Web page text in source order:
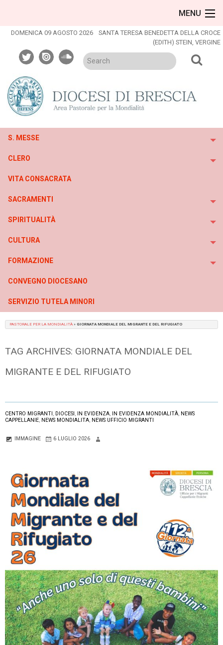
content
MENU
DOMENICA 09 AGOSTO 2026
SANTA TERESA BENEDETTA DELLA CROCE
(EDITH) STEIN, VERGINE
twitterissuusoundcloud
S. MESSE
CLERO
VITA CONSACRATA
SACRAMENTI
SPIRITUALITÀ
CULTURA
FORMAZIONE
CONVEGNO DIOCESANO
SERVIZIO TUTELA MINORI
PASTORALE PER LA MONDIALITÀ » GIORNATA MONDIALE DEL MIGRANTE E DEL RIFUGIATO
TAG ARCHIVES: GIORNATA MONDIALE DEL
MIGRANTE E DEL RIFUGIATO
CENTRO MIGRANTI DIOCESI IN EVIDENZA IN EVIDENZA MONDIALITÀ NEWS
CAPPELLANIE NEWS MONDIALITA NEWS UFFICIO MIGRANTI
IMMAGINE 6 LUGLIO 2026